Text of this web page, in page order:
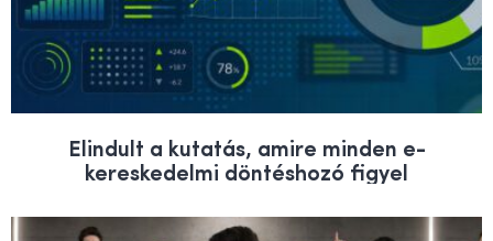
Elindult a kutatás, amire minden e-
kereskedelmi döntéshozó figyel